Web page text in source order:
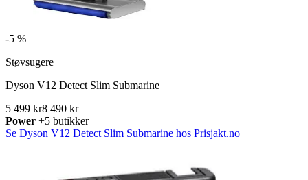
-5 %
Støvsugere
Dyson V12 Detect Slim Submarine
5 499 kr8 490 kr
Power +5 butikker
Se Dyson V12 Detect Slim Submarine hos Prisjakt.no